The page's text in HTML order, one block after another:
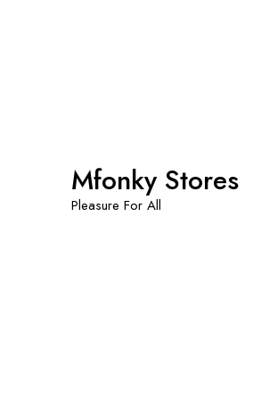
Mfonky Stores
Pleasure For All